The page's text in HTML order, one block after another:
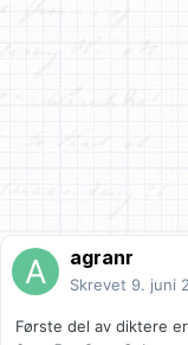
agranr
Skrevet 9. juni
Første del av diktere